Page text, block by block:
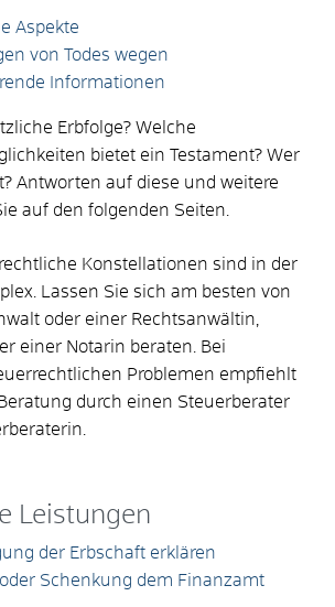
Aspekte
von Todes wegen
Informationen
Erbfolge? Welche
bietet ein Testament? Wer
Antworten auf diese und weitere
auf den folgenden Seiten.
Konstellationen sind in der
Lassen Sie sich am besten von
oder einer Rechtsanwältin,
einer Notarin beraten. Bei
Problemen empfiehlt
durch einen Steuerberater
Leistungen
der Erbschaft erklären
Schenkung dem Finanzamt